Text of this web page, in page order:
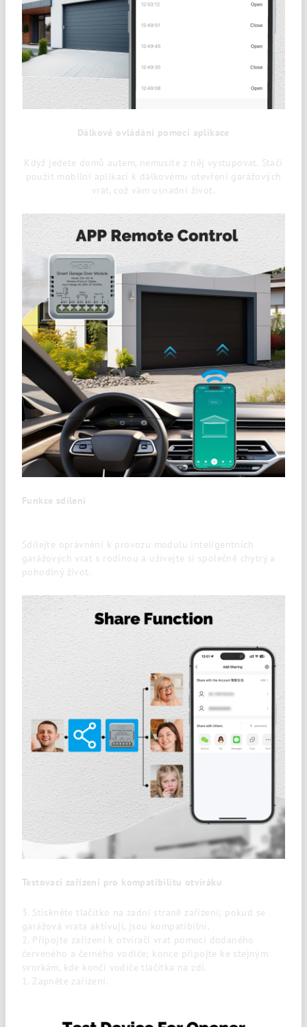
Dálkové ovládání pomocí aplikace
Když jedete domů autem, nemusíte z něj vystupovat. Stačí
použít mobilní aplikaci k dálkovému otevření garážových
vrat, což vám usnadní život.
Funkce sdílení
Sdílejte oprávnění k provozu modulu inteligentních
garážových vrat s rodinou a užívejte si společně chytrý a
pohodlný život.
Testovací zařízení pro kompatibilitu otvíráku
3. Stiskněte tlačítko na zadní straně zařízení; pokud se
garážová vrata aktivují, jsou kompatibilní.
2. Připojte zařízení k otvírači vrat pomocí dodaného
červeného a černého vodiče; konce připojte ke stejným
svorkám, kde končí vodiče tlačítka na zdi.
1. Zapněte zařízení.